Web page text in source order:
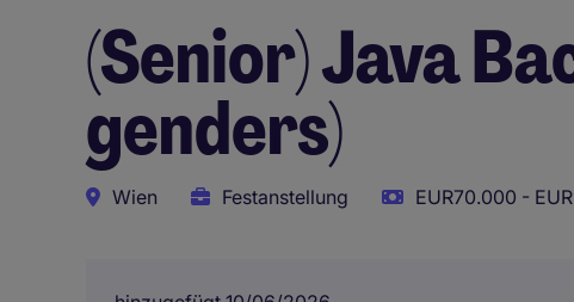
(Senior) Java
genders)
Wien Festanstellung EUR70.000 -